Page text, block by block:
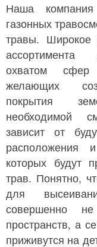
Наша
газонных
травы. Широкое
ассортимента
охватом сфер
желающих
покрытия
необходимой
зависит от
расположения
которых будут
трав. Понятно,
для
совершенно
пространств, а
приживутся на